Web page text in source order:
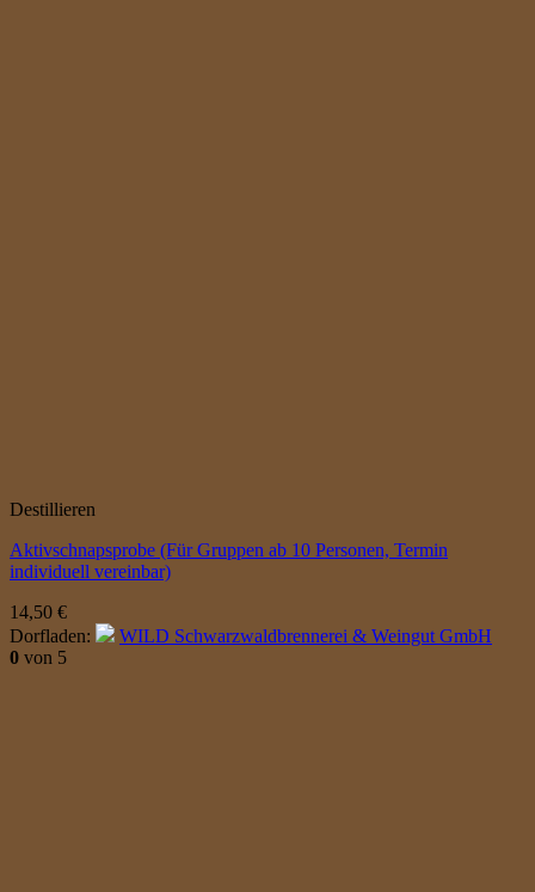
Destillieren
Aktivschnapsprobe (Für Gruppen ab 10 Personen, Termin
individuell vereinbar)
14,50 €
Dorfladen:
WILD Schwarzwaldbrennerei & Weingut GmbH
0 von 5